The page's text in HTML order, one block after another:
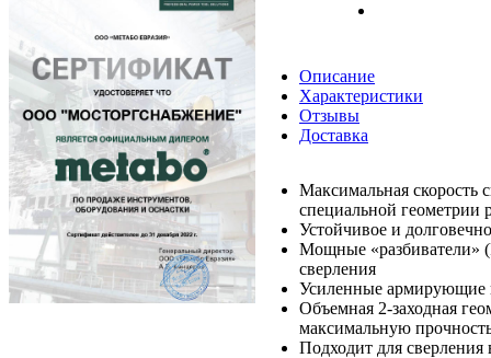
Описание
Характеристики
Отзывы
Доставка
Максимальная скорость
специальной геометрии
Устойчивое и
Мощные «разбиватели»
сверления
Усиленные армирующие
Объемная 2-заходная
максимальную
Подходит для